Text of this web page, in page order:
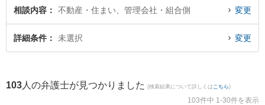
岡市で土日や夜間に発生した管理会社・組合側の不動産問題のトラブルを今す
ぐに弁護士に相談したい』『管理会社・組合側の不動産問題のトラブル解決の
実績豊富な近くの弁護士を検索したい』『初回相談無料で管理会社・組合側の
相談内容 不動産・住まい、管理会社・組合側 変更
詳細条件 未選択 変更
103 人の弁護士が見つかりました (検索結果について詳しくは こちら)
103件中 1-30件を表示